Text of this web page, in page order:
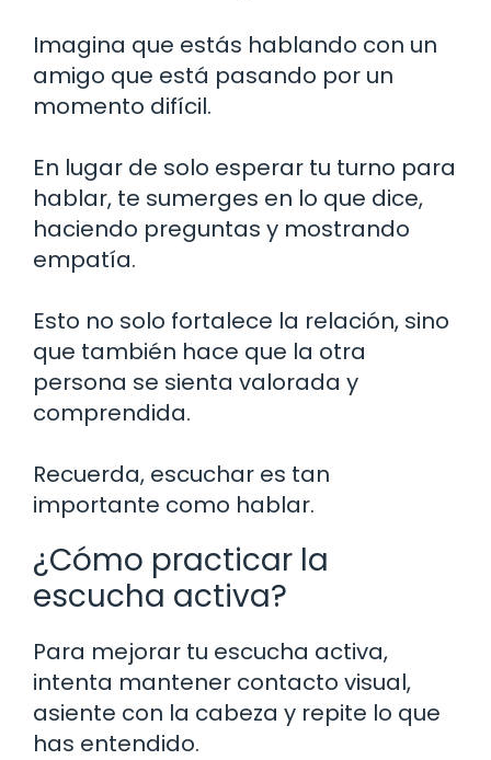
Imagina que estás hablando con un
amigo que está pasando por un
momento difícil.
En lugar de solo esperar tu turno para
hablar, te sumerges en lo que dice,
haciendo preguntas y mostrando
empatía.
Esto no solo fortalece la relación, sino
que también hace que la otra
persona se sienta valorada y
comprendida.
Recuerda, escuchar es tan
importante como hablar.
¿Cómo practicar la
escucha activa?
Para mejorar tu escucha activa,
intenta mantener contacto visual,
asiente con la cabeza y repite lo que
has entendido.